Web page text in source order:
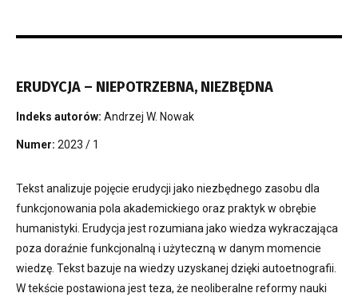
ERUDYCJA – NIEPOTRZEBNA, NIEZBĘDNA
Indeks autorów: Andrzej W. Nowak
Numer: 2023 / 1
Tekst analizuje pojęcie erudycji jako niezbędnego zasobu dla
funkcjonowania pola akademickiego oraz praktyk w obrębie
humanistyki. Erudycja jest rozumiana jako wiedza wykraczająca
poza doraźnie funkcjonalną i użyteczną w danym momencie
wiedzę. Tekst bazuje na wiedzy uzyskanej dzięki autoetnografii.
W tekście postawiona jest teza, że neoliberalne reformy nauki